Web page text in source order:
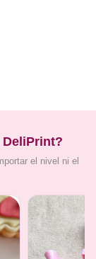
el nivel ni el